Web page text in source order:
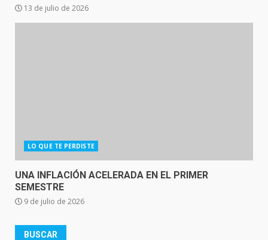
13 de julio de 2026
LO QUE TE PERDISTE
UNA INFLACIÓN ACELERADA EN EL PRIMER
SEMESTRE
9 de julio de 2026
BUSCAR